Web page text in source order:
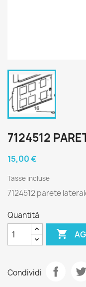
7124512
15,00 €
Tasse incluse
7124512 parete
Quantità

Condividi